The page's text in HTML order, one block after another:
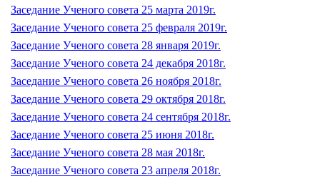
Заседание Ученого совета 25 марта 2019г.
Заседание Ученого совета 25 февраля 2019г.
Заседание Ученого совета 28 января 2019г.
Заседание Ученого совета 24 декабря 2018г.
Заседание Ученого совета 26 ноября 2018г.
Заседание Ученого совета 29 октября 2018г.
Заседание Ученого совета 24 сентября 2018г.
Заседание Ученого совета 25 июня 2018г.
Заседание Ученого совета 28 мая 2018г.
Заседание Ученого совета 23 апреля 2018г.